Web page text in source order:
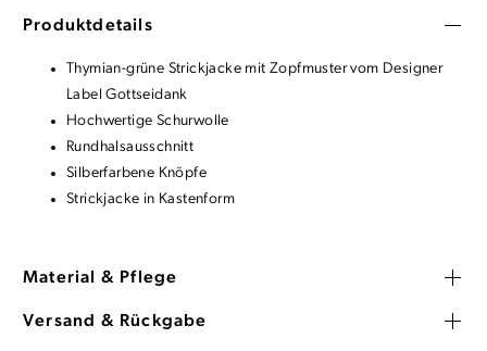
Produktdetails
Thymian-grüne Strickjacke mit Zopfmuster vom Designer
Label Gottseidank
Hochwertige Schurwolle
Rundhalsausschnitt
Silberfarbene Knöpfe
Strickjacke in Kastenform
Material & Pflege
Versand & Rückgabe